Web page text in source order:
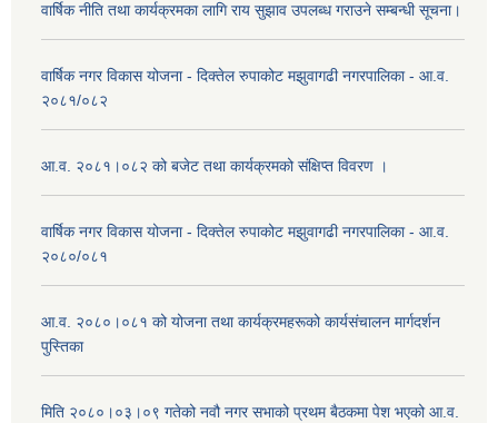
वार्षिक नीति तथा कार्यक्रमका लागि राय सुझाव उपलब्ध गराउने सम्बन्धी सूचना।
वार्षिक नगर विकास योजना - दिक्तेल रुपाकोट मझुवागढी नगरपालिका - आ.व.
२०८१/०८२
आ.व. २०८१।०८२ को बजेट तथा कार्यक्रमको संक्षिप्त विवरण ।
वार्षिक नगर विकास योजना - दिक्तेल रुपाकोट मझुवागढी नगरपालिका - आ.व.
२०८०/०८१
आ.व. २०८०।०८१ को योजना तथा कार्यक्रमहरूको कार्यसंचालन मार्गदर्शन
पुस्तिका
मिति २०८०।०३।०९ गतेको नवौ नगर सभाको प्रथम बैठकमा पेश भएको आ.व.